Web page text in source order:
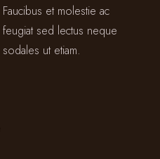
Faucibus et molestie ac
feugiat sed lectus neque
sodales ut etiam.